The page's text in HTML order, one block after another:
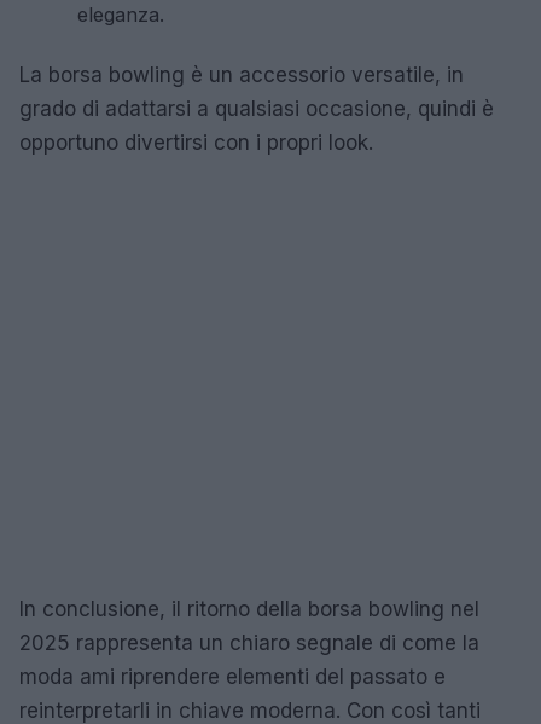
eleganza.
La borsa bowling è un accessorio versatile, in
grado di adattarsi a qualsiasi occasione, quindi è
opportuno divertirsi con i propri look.
In conclusione, il ritorno della borsa bowling nel
2025 rappresenta un chiaro segnale di come la
moda ami riprendere elementi del passato e
reinterpretarli in chiave moderna. Con così tanti